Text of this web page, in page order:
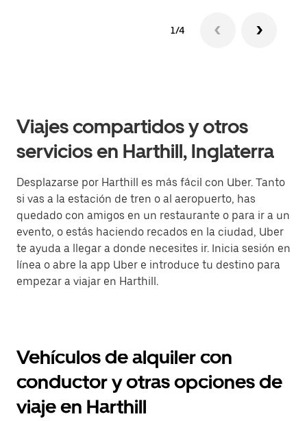
1/4
Viajes compartidos y otros
servicios en Harthill, Inglaterra
Desplazarse por Harthill es más fácil con Uber. Tanto
si vas a la estación de tren o al aeropuerto, has
quedado con amigos en un restaurante o para ir a un
evento, o estás haciendo recados en la ciudad, Uber
te ayuda a llegar a donde necesites ir. Inicia sesión en
línea o abre la app Uber e introduce tu destino para
empezar a viajar en Harthill.
Vehículos de alquiler con
conductor y otras opciones de
viaje en Harthill